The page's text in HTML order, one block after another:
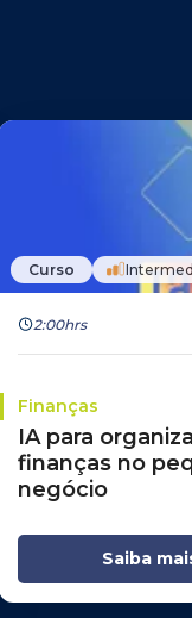
Curso
2:00hrs
Finanças
IA para
finanças no
negócio
Saiba